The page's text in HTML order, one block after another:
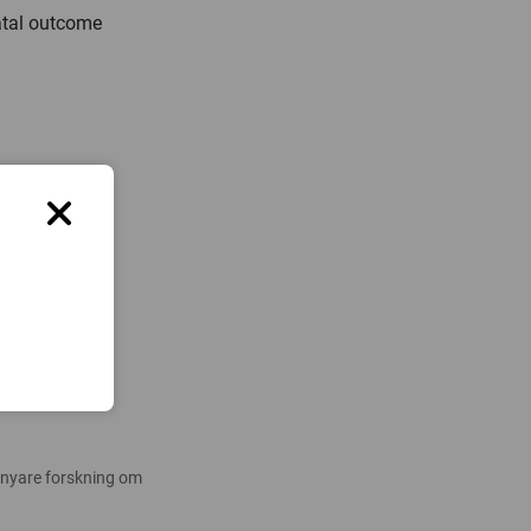
outcome
forskning om